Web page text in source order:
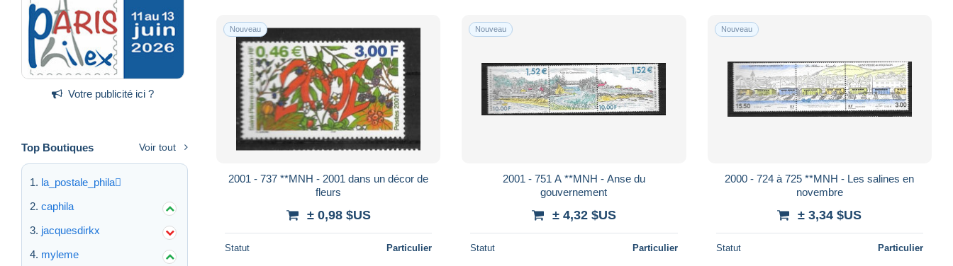
Votre publicité ici ?
Top Boutiques Voir tout
la_postale_phila
caphila
jacquesdirkx
myleme
Nouveau
2001 - 737 **MNH - 2001 dans un décor de
fleurs
± 0,98 $US
Statut Particulier
Nouveau
2001 - 751 A **MNH - Anse du
gouvernement
± 4,32 $US
Statut Particulier
Nouveau
2000 - 724 à 725 **MNH - Les salines en
novembre
± 3,34 $US
Statut Particulier